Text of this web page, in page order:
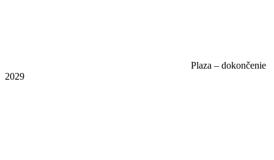
Plaza – dokončenie
2029